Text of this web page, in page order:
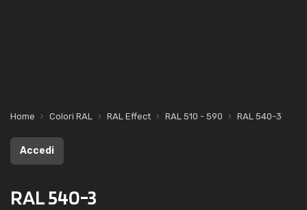
Home Colori RAL RAL Effect RAL 510 - 590 RAL 540-3
Accedi
RAL 540-3